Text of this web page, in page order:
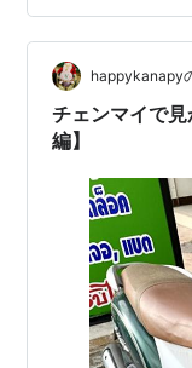
す。 今回はチェ
も日本大好き💗
感じるのは、持っ
て用意して来る
happykanapy
チェンマイで
編】